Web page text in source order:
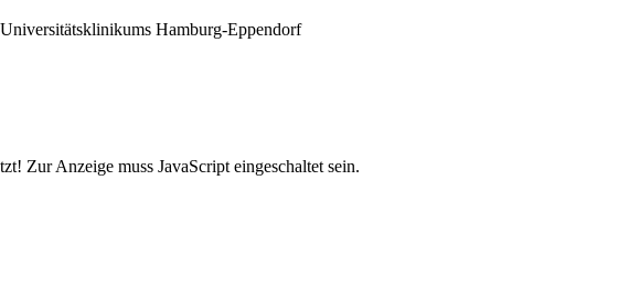
Hamburg-Eppendorf
Zur Anzeige muss JavaScript eingeschaltet sein.